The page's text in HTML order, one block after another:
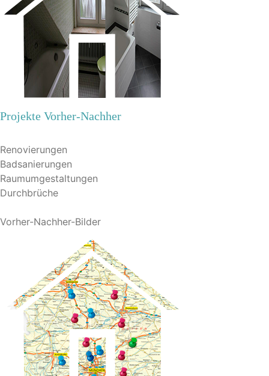
Projekte Vorher-Nachher
Renovierungen
Badsanierungen
Raumumgestaltungen
Durchbrüche
Vorher-Nachher-Bilder